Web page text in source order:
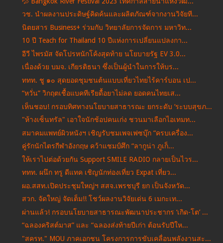
วช. นำผลงานประดิษฐ์คิดค้นและผลิตภัณฑ์จากงานวิจัยที...
นิตยสาร Business+ ร่วมกับ วิทยาลัยการจัดการ มหาวิท...
10 ปี Teach for Thailand 10 ปีแห่งการเปลี่ยนแปลงกา...
อีวี ไพรมัส จัดโปรหนักโค้งสุดท้าย นโยบายรัฐ EV 3.0...
เนื่องด้วย บมจ. เกียรติธนา ซึ่งเป็นผู้นำในการให้บร...
ททท. ชู ๑๐ สุดยอดชุมชนต้นแบบเที่ยวไทยไร้คาร์บอน เป...
“หวั่น”​ วิกฤตเชื้อแบคทีเรียดื้อยาไม่ลด ยอดคนไทยเส...
เห็นชอบ! กรอบทิศทางนโยบายสาธารณะ ยกระดับ ‘ระบบสุขภ...
"ห้างเซ็นทรัล" เอาใจนักช้อปคนเก่ง ชวนมาเลือกไอเทมท...
สมาคมแพทย์ผิวหนังฯ เชิญรับชมเพจเฟซบุ๊ก “ครบเครื่อง...
คู่รักนักไตรกีฬาอังกฤษ คว้าแชมป์ศึก “ลากูน่า ภูเก็...
ให้เราไปต่อด้วยกัน Support SMILE RADIO กลายเป็นไวร...
ททท. ผนึก ทรู ดีแทค เชิญนักท่องเที่ยว Expat เที่ยว...
ผอ.สสท.เปิดประชุมใหญ่ฯ สสจ.เพรชบุรี ยก เป็นจังหวัด...
สวก. จัดใหญ่ จัดเต็ม!! โชว์ผลงานวิจัยเด่น 6 เมกะเท...
ผ่านแล้ว! กรอบนโยบายสาธารณะพัฒนาประชากร ‘เกิด-โต’ ...
“ฉลองคริสต์มาส” และ “ฉลองส่งท้ายปีเก่า ต้อนรับปีให...
"สครท." MOU ภาคเอกชน โครงการการขับเคลื่อนพลังงานสะ...